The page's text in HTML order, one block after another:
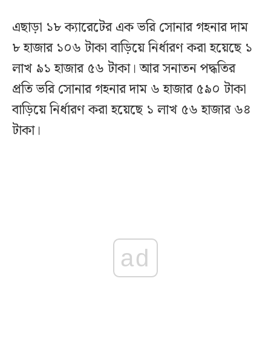
এছাড়া ১৮ ক্যারেটের এক ভরি সোনার গহনার দাম
৮ হাজার ১০৬ টাকা বাড়িয়ে নির্ধারণ করা হয়েছে ১
লাখ ৯১ হাজার ৫৬ টাকা। আর সনাতন পদ্ধতির
প্রতি ভরি সোনার গহনার দাম ৬ হাজার ৫৯০ টাকা
বাড়িয়ে নির্ধারণ করা হয়েছে ১ লাখ ৫৬ হাজার ৬৪
টাকা।
ad